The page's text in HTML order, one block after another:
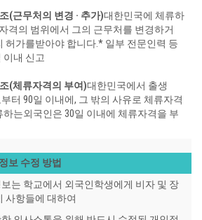
(근무처의 변경 · 추가)대한민국에 체류하
격의 범위에서 그의 근무처를 변경하거
허가를받아야 합니다.* 일부 전문인력 등
이내 신고
(체류자격의 부여)대한민국에서 출생
터 90일 이내에, 그 밖의 사유로 체류자격
하는외국인은 30일 이내에 체류자격을 부
보 수정 방법
보는 학교에서 외국인학생에게 비자 및 장
사항들에 대하여